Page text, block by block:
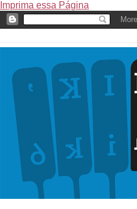
Imprima essa Página